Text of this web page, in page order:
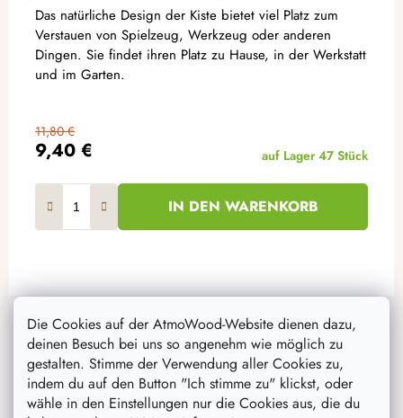
Die Cookies auf der AtmoWood-Website dienen dazu,
deinen Besuch bei uns so angenehm wie möglich zu
gestalten. Stimme der Verwendung aller Cookies zu,
indem du auf den Button "Ich stimme zu" klickst, oder
wähle in den Einstellungen nur die Cookies aus, die du
9,40 €
11,80 €
auf Lager 47 Stück
IN DEN WARENKORB
Das natürliche Design der Kiste bietet viel Platz zum
Verstauen von Spielzeug, Werkzeug oder anderen
Dingen. Sie findet ihren Platz zu Hause, in der Werkstatt
und im Garten.
F
Instagram